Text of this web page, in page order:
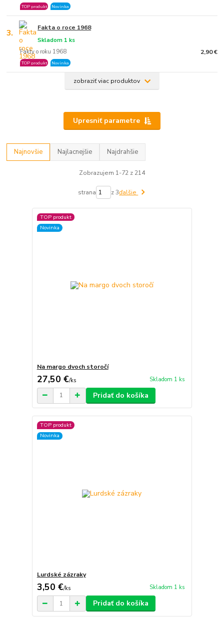
TOP produkt Novinka
3. Fakta o roce 1968
Fakty o roku 1968
Skladom 1 ks
TOP produkt Novinka
2,90 €
zobraziť viac produktov
Upresniť parametre
Najnovšie Najlacnejšie Najdrahšie
Zobrazujem 1-72 z 214
strana z 3ďalšie
TOP produkt
Novinka
Na margo dvoch storočí
27,50 €/ks Skladom 1 ks
Pridať do košíka
TOP produkt
Novinka
Lurdské zázraky
3,50 €/ks Skladom 1 ks
Pridať do košíka